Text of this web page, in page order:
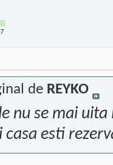
de REYKO
nu se mai
casa esti